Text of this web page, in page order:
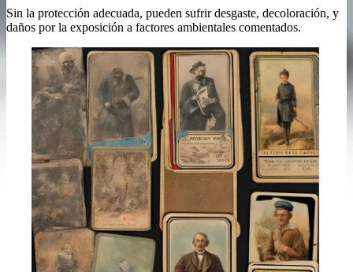
Sin la protección adecuada, pueden sufrir desgaste, decoloración, y
daños por la exposición a factores ambientales comentados.